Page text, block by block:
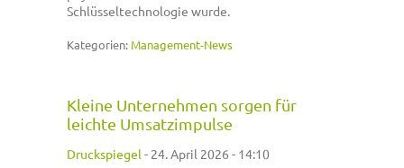
Schlüsseltechnologie wurde.
Kategorien: Management-News
Kleine Unternehmen sorgen für
leichte Umsatzimpulse
Druckspiegel - 24. April 2026 - 14:10